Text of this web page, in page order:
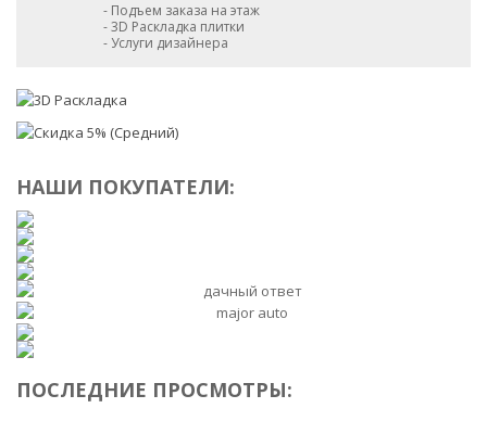
- Подъем заказа на этаж
- 3D Раскладка плитки
- Услуги дизайнера
НАШИ ПОКУПАТЕЛИ:
ПОСЛЕДНИЕ ПРОСМОТРЫ: